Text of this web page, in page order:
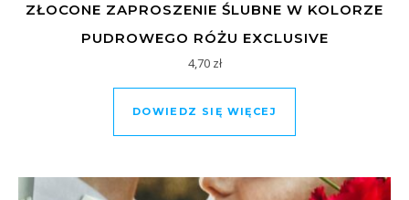
ZŁOCONE ZAPROSZENIE ŚLUBNE W KOLORZE
PUDROWEGO RÓŻU EXCLUSIVE
4,70 zł
DOWIEDZ SIĘ WIĘCEJ